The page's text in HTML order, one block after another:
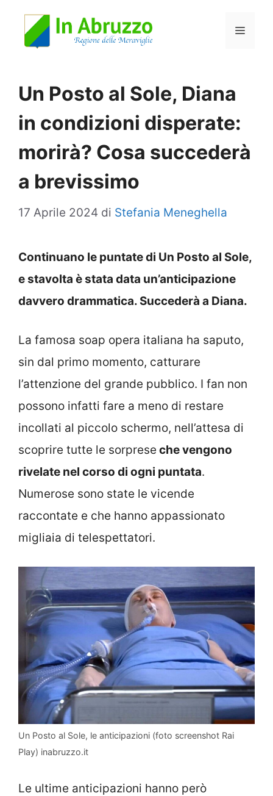
Menu
Un Posto al Sole, Diana
in condizioni disperate:
morirà? Cosa succederà
a brevissimo
17 Aprile 2024 di Stefania Meneghella
Continuano le puntate di Un Posto al Sole,
e stavolta è stata data un’anticipazione
davvero drammatica. Succederà a Diana.
La famosa soap opera italiana ha saputo,
sin dal primo momento, catturare
l’attenzione del grande pubblico. I fan non
possono infatti fare a meno di restare
incollati al piccolo schermo, nell’attesa di
scoprire tutte le sorprese che vengono
rivelate nel corso di ogni puntata.
Numerose sono state le vicende
raccontate e che hanno appassionato
migliaia di telespettatori.
Un Posto al Sole, le anticipazioni (foto screenshot Rai
Play) inabruzzo.it
Le ultime anticipazioni hanno però